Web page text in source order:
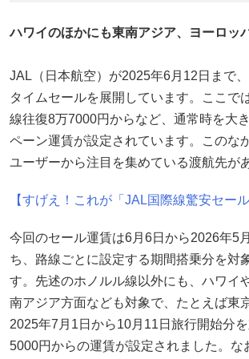
ハワイのほかにも東南アジア、ヨーロッ
JAL（日本航空）が2025年6月12日まで
タイムセールを展開しています。ここで
線往復8万7000円からなど、通常時を大
ペーン運賃が設定されています。このな
ユーザーから注目を集めている渡航先が
【すげえ！これが「JAL国際線驚安セー
今回のセール運賃は6月6日から2026年5
ち、路線ごとに設定する期間搭乗分を対
す。先述のホノルル線以外にも、ハワイ
南アジア方面なども対象で、たとえば東
2025年7月1日から10月11日旅行開始分
5000円からの運賃が設定されました。な